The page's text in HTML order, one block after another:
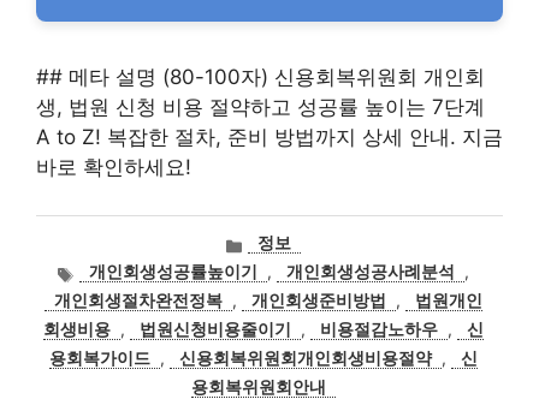
## 메타 설명 (80-100자) 신용회복위원회 개인회
생, 법원 신청 비용 절약하고 성공률 높이는 7단계
A to Z! 복잡한 절차, 준비 방법까지 상세 안내. 지금
바로 확인하세요!
카
테
고
리
정보
태
그
개인회생성공률높이기 , 개인회생성공사례분석
,
개인회생절차완전정복 , 개인회생준비방법 ,
법원개인
회생비용 , 법원신청비용줄이기 , 비용절감노하우 ,
신
용회복가이드 , 신용회복위원회개인회생비용절약 ,
신
용회복위원회안내